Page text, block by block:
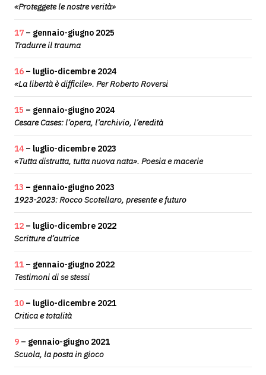
«Proteggete le nostre verità»
17 – gennaio-giugno 2025
Tradurre il trauma
16 – luglio-dicembre 2024
«La libertà è difficile». Per Roberto Roversi
15 – gennaio-giugno 2024
Cesare Cases: l’opera, l’archivio, l’eredità
14 – luglio-dicembre 2023
«Tutta distrutta, tutta nuova nata». Poesia e macerie
13 – gennaio-giugno 2023
1923-2023: Rocco Scotellaro, presente e futuro
12 – luglio-dicembre 2022
Scritture d’autrice
11 – gennaio-giugno 2022
Testimoni di se stessi
10 – luglio-dicembre 2021
Critica e totalità
9 – gennaio-giugno 2021
Scuola, la posta in gioco